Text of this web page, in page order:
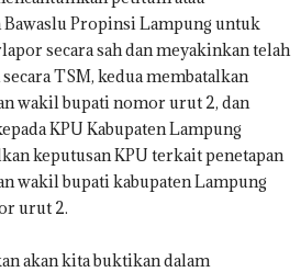
Bawaslu Propinsi Lampung untuk
secara sah dan meyakinkan telah
TSM, kedua membatalkan
wakil bupati nomor urut 2, dan
KPU Kabupaten Lampung
keputusan KPU terkait penetapan
wakil bupati kabupaten Lampung
urut 2.
akan kita buktikan dalam